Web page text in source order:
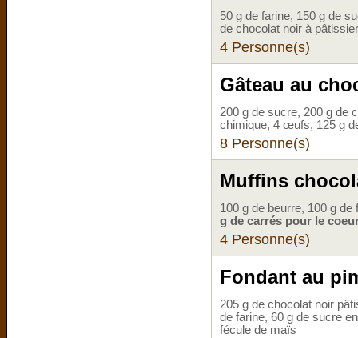
50 g de farine, 150 g de
de chocolat noir à
4 Personne(s)
Gâteau au
200 g de sucre, 200 g de
chimique, 4 œufs, 125 g
8 Personne(s)
Muffins
100 g de beurre, 100 g de
g de carrés pour le
4 Personne(s)
Fondant au
205 g de chocolat noir
de farine, 60 g de sucre
fécule de maïs